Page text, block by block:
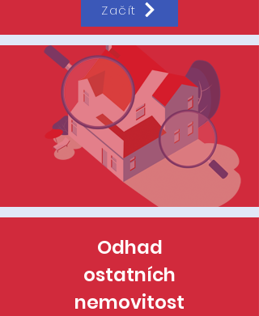
Začít
Odhad
ostatních
nemovitost